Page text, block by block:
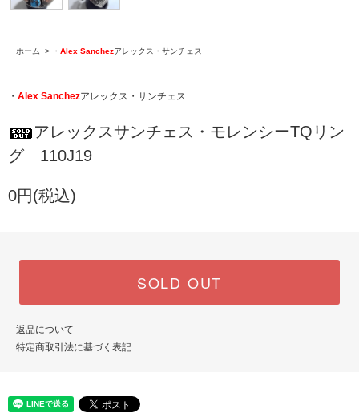
ホーム > ・ Alex Sanchezアレックス・サンチェス
・ Alex Sanchezアレックス・サンチェス
アレックスサンチェス・モレンシーTQリン
グ 110J19
0円(税込)
SOLD OUT
返品について
特定商取引法に基づく表記